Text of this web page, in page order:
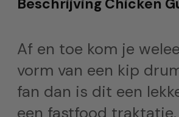
Beschrijving Chicken
Af en toe kom je
vorm van een kip
fan dan is dit een
een fastfood